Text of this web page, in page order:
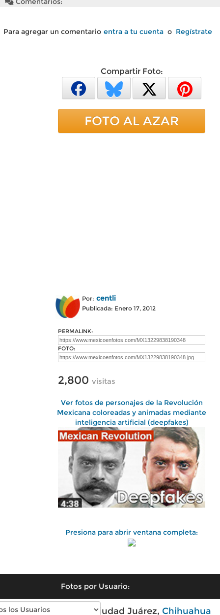
Para agregar un comentario entra a tu cuenta o Regístrate
Compartir Foto:
FOTO AL AZAR
Por: centli
Publicada: Enero 17, 2012
PERMALINK:
FOTO:
2,800 visitas
Ver fotos de personajes de la Revolución
Mexicana coloreadas y animadas mediante
inteligencia artificial (deepfakes)
Presiona para abrir ventana completa:
Fotos por Usuario:
Fotos antiguas de Ciudad Juárez, Chihuahua